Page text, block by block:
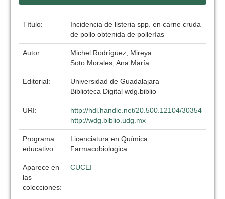
Título:
Incidencia de listeria spp. en carne cruda
de pollo obtenida de pollerías
Autor:
Michel Rodríguez, Mireya
Soto Morales, Ana María
Editorial:
Universidad de Guadalajara
Biblioteca Digital wdg.biblio
URI:
http://hdl.handle.net/20.500.12104/30354
http://wdg.biblio.udg.mx
Programa
educativo:
Licenciatura en Química
Farmacobiologica
Aparece en
las
colecciones:
CUCEI